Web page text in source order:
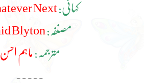
کہانی:Whatever Next!
مصنفہ:
مترجمہ: ماہم احسن